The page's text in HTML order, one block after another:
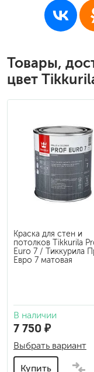
Товары,
цвет
Краска для стен и
потолков Tikkurila
Euro 7 / Тиккурила
Евро 7 матовая
В наличии
7 750 ₽
Выбрать вариант
Купить